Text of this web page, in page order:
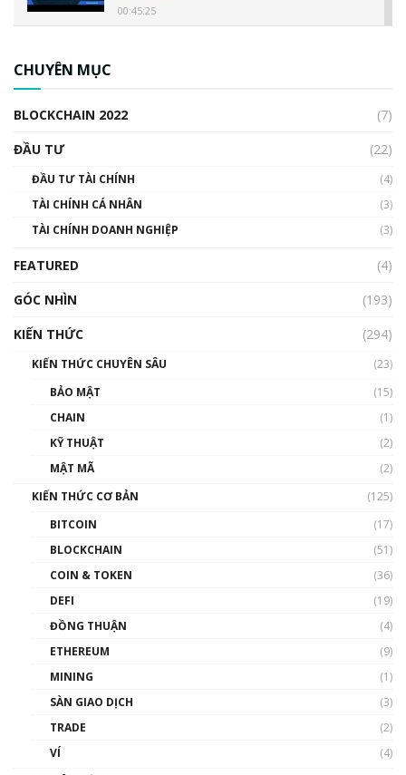
00:45:25
00:02:14
Nhìn lại năm 2022: Những sự kiện ảnh hưởng
đến hệ sinh thái tiền mã hoá | Phổ cập
00:43:47
như thể nào?
00:39:31
Phổ cập Blockchain
thống & Crypto qua các cuộc chiến | Phổ cập
CHUYÊN MỤC
BLOCKCHAIN 2022
(7)
ĐẦU TƯ
(22)
ĐẦU TƯ TÀI CHÍNH
(4)
TÀI CHÍNH CÁ NHÂN
(3)
TÀI CHÍNH DOANH NGHIỆP
(3)
FEATURED
(4)
GÓC NHÌN
(193)
KIẾN THỨC
(294)
KIẾN THỨC CHUYÊN SÂU
(23)
BẢO MẬT
(15)
CHAIN
(1)
KỸ THUẬT
(2)
MẬT MÃ
(2)
KIẾN THỨC CƠ BẢN
(125)
BITCOIN
(17)
BLOCKCHAIN
(51)
COIN & TOKEN
(36)
DEFI
(19)
ĐỒNG THUẬN
(4)
ETHEREUM
(9)
MINING
(1)
SÀN GIAO DỊCH
(3)
TRADE
(2)
VÍ
(4)